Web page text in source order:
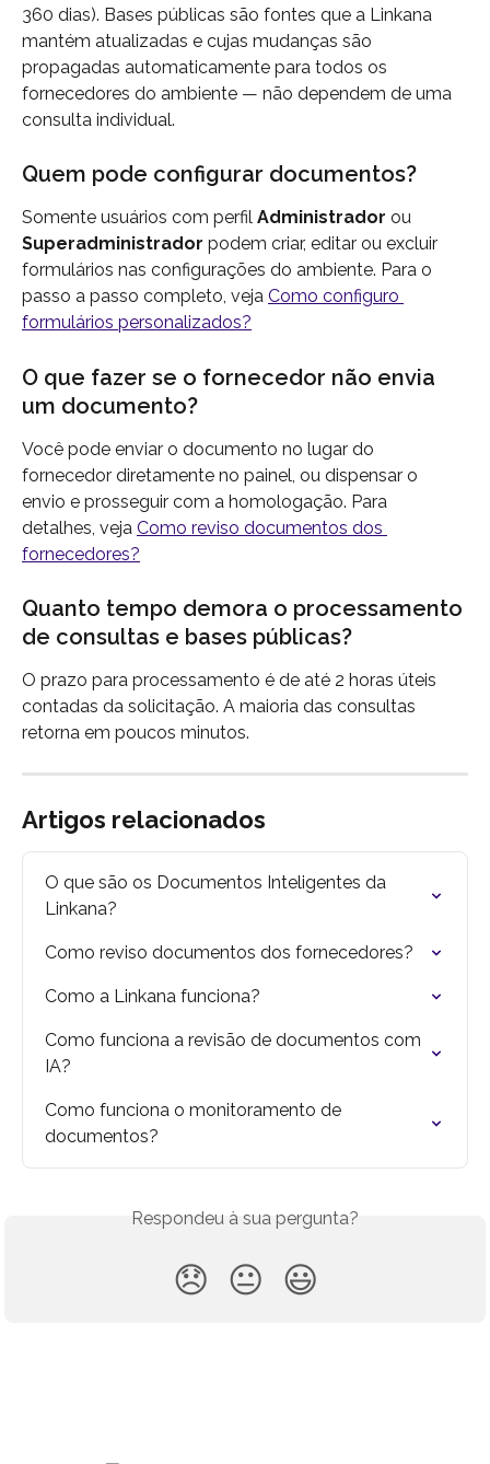
360 dias). Bases públicas são fontes que a Linkana
mantém atualizadas e cujas mudanças são
propagadas automaticamente para todos os
fornecedores do ambiente — não dependem de uma
consulta individual.
Quem pode configurar documentos?
Somente usuários com perfil Administrador ou
Superadministrador podem criar, editar ou excluir
formulários nas configurações do ambiente. Para o
passo a passo completo, veja Como configuro
formulários personalizados?
O que fazer se o fornecedor não envia
um documento?
Você pode enviar o documento no lugar do
fornecedor diretamente no painel, ou dispensar o
envio e prosseguir com a homologação. Para
detalhes, veja Como reviso documentos dos
fornecedores?
Quanto tempo demora o processamento
de consultas e bases públicas?
O prazo para processamento é de até 2 horas úteis
contadas da solicitação. A maioria das consultas
retorna em poucos minutos.
Artigos relacionados
O que são os Documentos Inteligentes da
Linkana?
Como reviso documentos dos fornecedores?
Como a Linkana funciona?
Como funciona a revisão de documentos com
IA?
Como funciona o monitoramento de
documentos?
Respondeu à sua pergunta?
😞 😐 😃